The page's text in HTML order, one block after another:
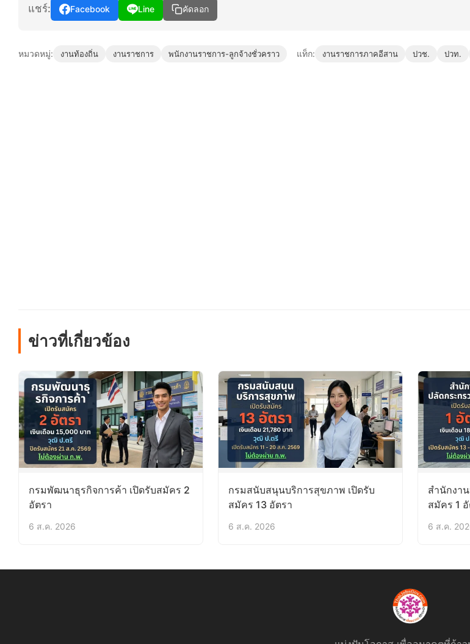
แชร์: Facebook Line คัดลอก
หมวดหมู่: งานท้องถิ่น งานราชการ พนักงานราชการ-ลูกจ้างชั่วคราว แท็ก: งานราชการภาคอีสาน ปวช. ปวท.
ข่าวที่เกี่ยวข้อง
กรมพัฒนาธุรกิจการค้า เปิดรับสมัคร 2
อัตรา
6 ส.ค. 2026
กรมสนับสนุนบริการสุขภาพ เปิดรับ
สมัคร 13 อัตรา
6 ส.ค. 2026
สำนักงา
สมัคร 1
6 ส.ค.